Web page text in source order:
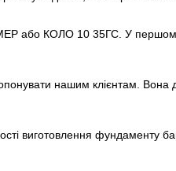
або КОЛО 10 35ГС. У першому
нашим клієнтам. Вона
виготовлення фундаменту